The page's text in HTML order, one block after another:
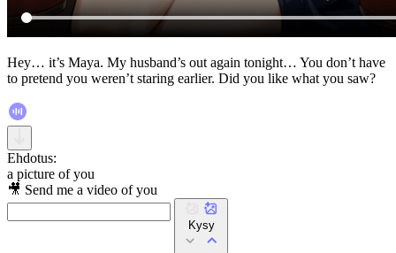
Hey… it’s Maya. My husband’s out again tonight… You don’t have
to pretend you weren’t staring earlier. Did you like what you saw?
Ehdotus:
a picture of you
🎥 Send me a video of you
Kysy